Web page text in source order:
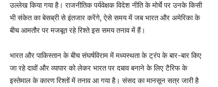
उल्लेख किया गया है। राजनीतिक पर्यवेक्षक विदेश नीति के मोर्चे पर उनके किसी
भी संकेत का बेसब्री से इंतजार करेंगे, ऐसे समय में जब भारत और अमेरिका के
बीच आमतौर पर मजबूत रहे रिश्ते इस समय तनाव में हैं।
भारत और पाकिस्तान के बीच संघर्षविराम में मध्यस्थता के ट्रंप के बार-बार किए
जा रहे दावों और व्यापार को लेकर भारत पर दबाव बनाने के लिए टैरिफ के
इस्तेमाल के कारण रिश्तों में तनाव आ गया है। संसद का मानसून सत्र जारी है